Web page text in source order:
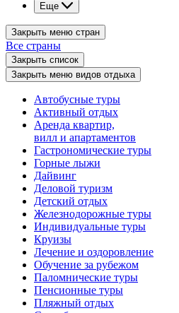
Еще
Закрыть меню стран
Все страны
Закрыть список
Закрыть меню видов отдыха
Автобусные туры
Активный отдых
Аренда квартир,
вилл и апартаментов
Гастрономические туры
Горные лыжи
Дайвинг
Деловой туризм
Детский отдых
Железнодорожные туры
Индивидуальные туры
Круизы
Лечение и оздоровление
Обучение за рубежом
Паломнические туры
Пенсионные туры
Пляжный отдых